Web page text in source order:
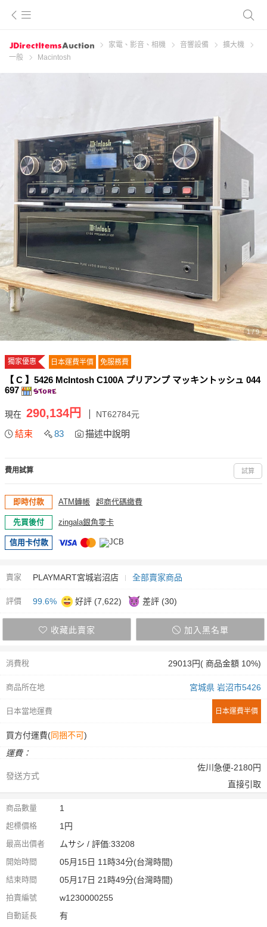
家電、影音、相機 音響設備
擴大機
一般
Macintosh
1 / 9
獨家優惠 日本運費半價 免服務費
【 C 】5426 McIntosh C100A プリアンプ マッキントッシュ 044
697
現在 290,134円 NT62784元
結束 83 描述中說明
費用試算 試算
即時付款 ATM轉帳 超商代碼繳費
先買後付 zingala銀角零卡
信用卡付款
賣家 PLAYMART宮城岩沼店 全部賣家商品
評價 99.6% 好評 (7,622) 差評 (30)
收藏此賣家 加入黑名單
消費稅 29013円( 商品金額 10%)
商品所在地 宮城県 岩沼市5426
日本當地運費 日本運費半價
買方付運費(同捆不可)
運費：
發送方式
佐川急便-2180円
直接引取
商品數量 1
起標價格 1円
最高出價者 ムサシ / 評価:33208
開始時間 05月15日 11時34分(台灣時間)
結束時間 05月17日 21時49分(台灣時間)
拍賣編號 w1230000255
自動延長 有